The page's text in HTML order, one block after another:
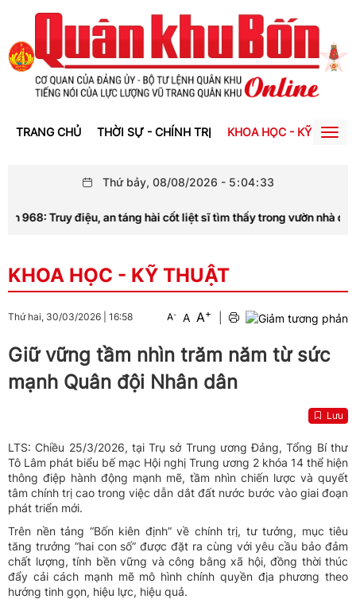
TRANG CHỦ THỜI SỰ - CHÍNH TRỊ KHOA HỌC - KỸ THUẬT
Thứ bảy, 08/08/2026 - 5:04:34
Truy điệu, an táng hài cốt liệt sĩ tìm thấy trong vườn nhà dân
KHOA HỌC - KỸ THUẬT
Thứ hai, 30/03/2026 16:58 A- A A+
Giữ vững tầm nhìn trăm năm từ sức
mạnh Quân đội Nhân dân
Lưu
LTS: Chiều 25/3/2026, tại Trụ sở Trung ương Đảng, Tổng Bí thư
Tô Lâm phát biểu bế mạc Hội nghị Trung ương 2 khóa 14 thể hiện
thông điệp hành động mạnh mẽ, tầm nhìn chiến lược và quyết
tâm chính trị cao trong việc dẫn dắt đất nước bước vào giai đoạn
phát triển mới.
Trên nền tảng “Bốn kiên định” về chính trị, tư tưởng, mục tiêu
tăng trưởng “hai con số” được đặt ra cùng với yêu cầu bảo đảm
chất lượng, tính bền vững và công bằng xã hội, đồng thời thúc
đẩy cải cách mạnh mẽ mô hình chính quyền địa phương theo
hướng tinh gọn, hiệu lực, hiệu quả.